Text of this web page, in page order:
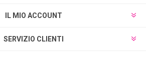
IL MIO ACCOUNT
SERVIZIO CLIENTI